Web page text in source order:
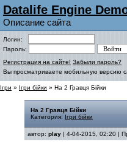
Datalife Engine
Описание сайта
Логин:
Пароль:
Регистрация на сайте! Забыли пароль?
Вы просматриваете мобильную версию
Ігри » Ігри бійки » На 2 Гравця Бійки
На 2 Гравця Бійки
Категория: Ігри бійки
автор: play | 4-04-2015, 02:20 |